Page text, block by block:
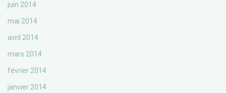
juin 2014
mai 2014
avril 2014
mars 2014
février 2014
janvier 2014